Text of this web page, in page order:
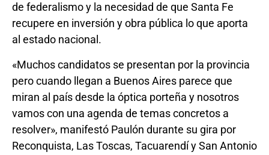
de federalismo y la necesidad de que Santa Fe
recupere en inversión y obra pública lo que aporta
al estado nacional.
«Muchos candidatos se presentan por la provincia
pero cuando llegan a Buenos Aires parece que
miran al país desde la óptica porteña y nosotros
vamos con una agenda de temas concretos a
resolver», manifestó Paulón durante su gira por
Reconquista, Las Toscas, Tacuarendí y San Antonio